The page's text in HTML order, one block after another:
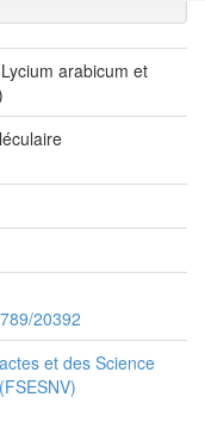
arabicum et
20392
et des Science